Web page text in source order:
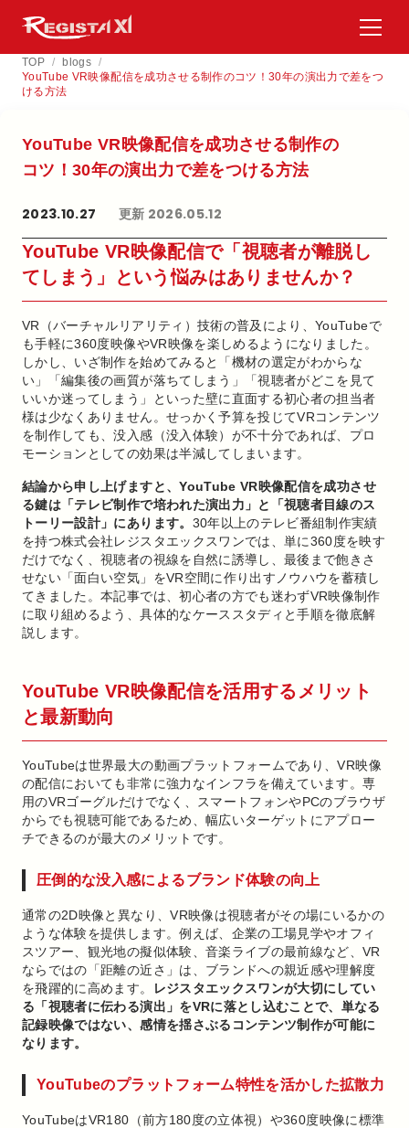
TOP / blogs /
YouTube VR映像配信を成功させる制作のコツ！30年の演出力で差をつ
ける方法
YouTube VR映像配信を​成功させる​制作の​
コツ！​30年の​演出力で​差を​つける​方​法
2023.10.27 更新 2026.05.12
YouTube VR映像配信で「視聴者が離脱し
てしまう」という悩みはありませんか？
VR（バーチャルリアリティ）技術の普及により、YouTubeで
も手軽に360度映像やVR映像を楽しめるようになりました。
しかし、いざ制作を始めてみると「機材の選定がわからな
い」「編集後の画質が落ちてしまう」「視聴者がどこを見て
いいか迷ってしまう」といった壁に直面する初心者の担当者
様は少なくありません。せっかく予算を投じてVRコンテンツ
を制作しても、没入感（没入体験）が不十分であれば、プロ
モーションとしての効果は半減してしまいます。
結論から申し上げますと、YouTube VR映像配信を成功させ
る鍵は「テレビ制作で培われた演出力」と「視聴者目線のス
トーリー設計」にあります。 30年以上のテレビ番組制作実績
を持つ株式会社レジスタエックスワンでは、単に360度を映す
だけでなく、視聴者の視線を自然に誘導し、最後まで飽きさ
せない「面白い空気」をVR空間に作り出すノウハウを蓄積し
てきました。本記事では、初心者の方でも迷わずVR映像制作
に取り組めるよう、具体的なケーススタディと手順を徹底解
説します。
YouTube VR映像配信を活用するメリット
と最新動向
YouTubeは世界最大の動画プラットフォームであり、VR映像
の配信においても非常に強力なインフラを備えています。専
用のVRゴーグルだけでなく、スマートフォンやPCのブラウザ
からでも視聴可能であるため、幅広いターゲットにアプロー
チできるのが最大のメリットです。
圧倒的な没入感によるブランド体験の向上
通常の2D映像と異なり、VR映像は視聴者がその場にいるかの
ような体験を提供します。例えば、企業の工場見学やオフィ
スツアー、観光地の擬似体験、音楽ライブの最前線など、VR
ならではの「距離の近さ」は、ブランドへの親近感や理解度
を飛躍的に高めます。
レジスタエックスワンが大切にしてい
る「視聴者に伝わる演出」をVRに落とし込むことで、単なる
記録映像ではない、感情を揺さぶるコンテンツ制作が可能に
なります。
YouTubeのプラットフォーム特性を活かした拡散力
YouTubeはVR180（前方180度の立体視）や360度映像に標準